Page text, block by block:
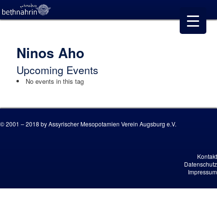
Ninos Aho
Upcoming Events
No events in this tag
© 2001 – 2018 by Assyrischer Mesopotamien Verein Augsburg e.V.
Kontakt
Datenschutz
Impressum